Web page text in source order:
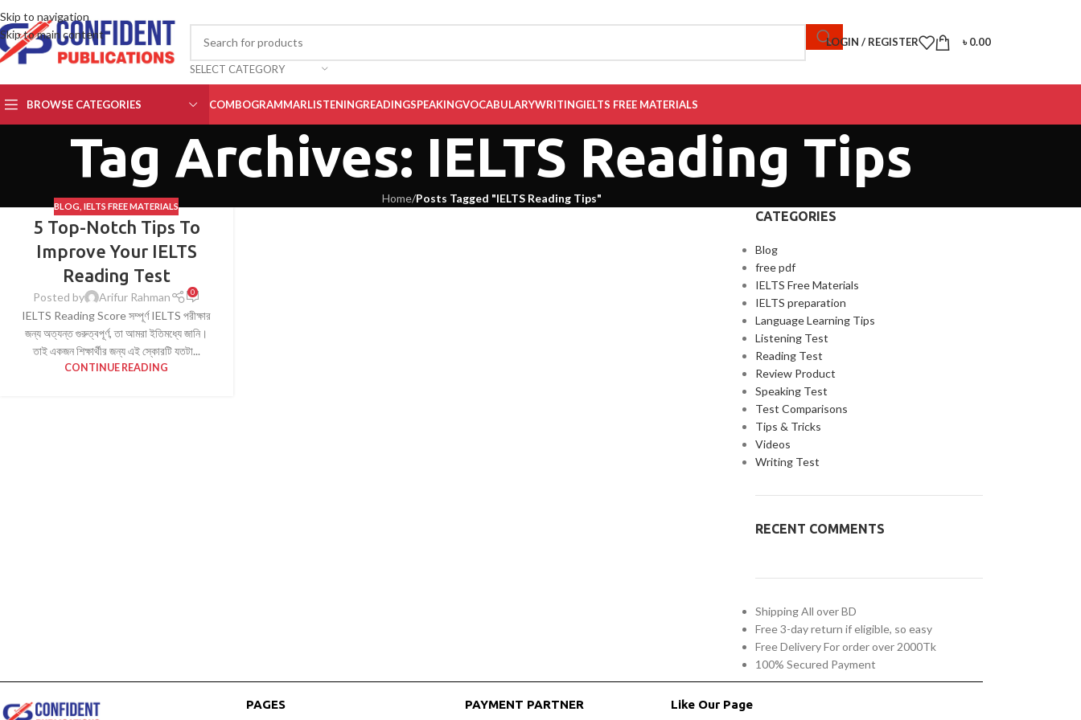
Skip to navigation
Skip to main content
SELECT CATEGORY
LOGIN / REGISTER ৳0.00
BROWSE CATEGORIES COMBOGRAMMARLISTENINGREADINGSPEAKINGVOCABULARYWRITINGIELTS FREE MATERIALS
Tag Archives: IELTS Reading Tips
Home/Posts Tagged "IELTS Reading Tips"
BLOG ,IELTS FREE MATERIALS
5 Top-Notch Tips To
Improve Your IELTS
Reading Test
Posted by Arifur Rahman 0
IELTS Reading Score সম্পূর্ণ IELTS পরীক্ষার
জন্য অত্যন্ত গুরুত্বপূর্ণ, তা আমরা ইতিমধ্যে জানি।
তাই একজন শিক্ষার্থীর জন্য এই স্কোরটি যতটা...
CONTINUE READING
CATEGORIES
Blog
free pdf
IELTS Free Materials
IELTS preparation
Language Learning Tips
Listening Test
Reading Test
Review Product
Speaking Test
Test Comparisons
Tips & Tricks
Videos
Writing Test
RECENT COMMENTS
Shipping All over BD
Free 3-day return if eligible, so easy
Free Delivery For order over 2000Tk
100% Secured Payment
PAGES PAYMENT PARTNER Like Our Page